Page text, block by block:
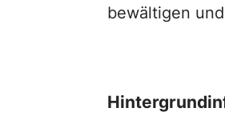
bewältigen